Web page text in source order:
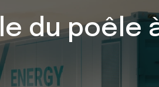
du poêle